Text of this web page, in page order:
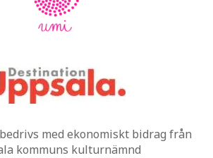
med ekonomiskt bidrag från
kommuns kulturnämnd